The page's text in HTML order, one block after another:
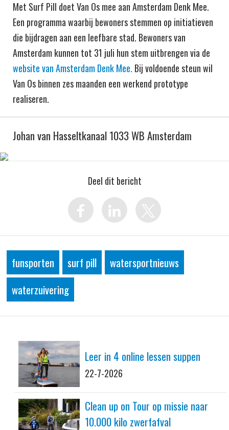
Met Surf Pill doet Van Os mee aan Amsterdam Denk Mee.
Een programma waarbij bewoners stemmen op initiatieven
die bijdragen aan een leefbare stad. Bewoners van
Amsterdam kunnen tot 31 juli hun stem uitbrengen via de
website van Amsterdam Denk Mee. Bij voldoende steun wil
Van Os binnen zes maanden een werkend prototype
realiseren.
Johan van Hasseltkanaal 1033 WB Amsterdam
Deel dit bericht
funsporten surf pill
watersportnieuws
waterzuivering
Leer in 4 online lessen suppen
22-7-2026
Clean up on Tour op missie naar
10.000 kilo zwerfafval